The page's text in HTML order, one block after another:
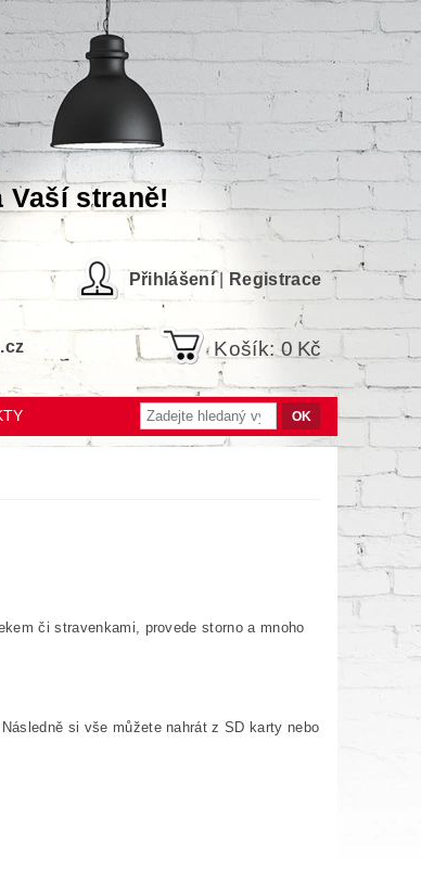
straně!
Přihlášení Registrace
Košík: 0 Kč
či stravenkami, provede storno a mnoho
si vše můžete nahrát z SD karty nebo